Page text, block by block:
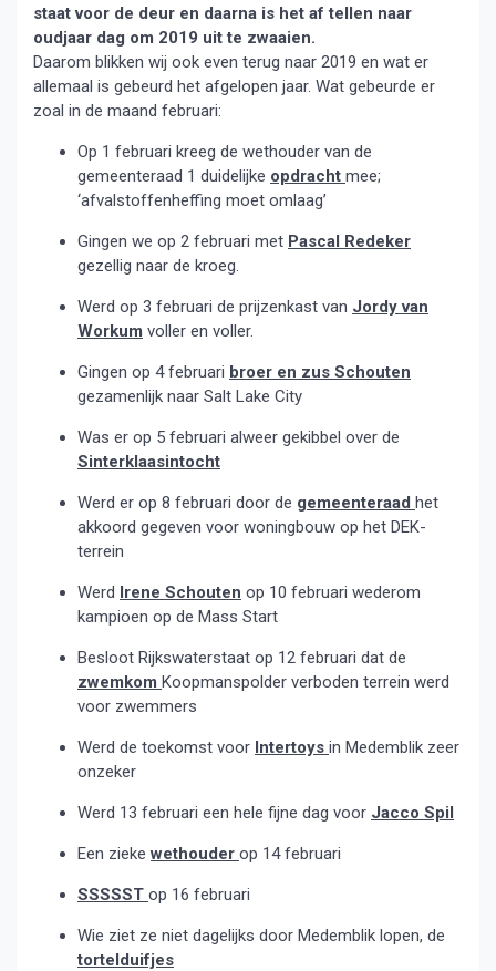
staat voor de deur en daarna is het af tellen naar
oudjaar dag om 2019 uit te zwaaien.
Daarom blikken wij ook even terug naar 2019 en wat er
allemaal is gebeurd het afgelopen jaar. Wat gebeurde er
zoal in de maand februari:
Op 1 februari kreeg de wethouder van de
gemeenteraad 1 duidelijke opdracht mee;
‘afvalstoffenheffing moet omlaag’
Gingen we op 2 februari met Pascal Redeker
gezellig naar de kroeg.
Werd op 3 februari de prijzenkast van Jordy van
Workum voller en voller.
Gingen op 4 februari broer en zus Schouten
gezamenlijk naar Salt Lake City
Was er op 5 februari alweer gekibbel over de
Sinterklaasintocht
Werd er op 8 februari door de gemeenteraad het
akkoord gegeven voor woningbouw op het DEK-
terrein
Werd Irene Schouten op 10 februari wederom
kampioen op de Mass Start
Besloot Rijkswaterstaat op 12 februari dat de
zwemkom Koopmanspolder verboden terrein werd
voor zwemmers
Werd de toekomst voor Intertoys in Medemblik zeer
onzeker
Werd 13 februari een hele fijne dag voor Jacco Spil
Een ziekewethouder op 14 februari
SSSSST op 16 februari
Wie ziet ze niet dagelijks door Medemblik lopen, de
tortelduifjes